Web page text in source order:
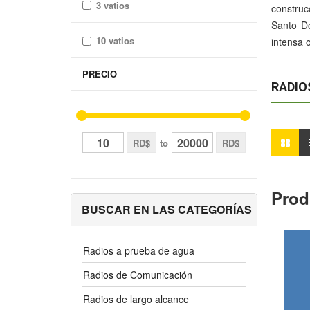
3 vatios
10 vatios
PRECIO
RD$ to RD$
BUSCAR EN LAS CATEGORÍAS
Radios a prueba de agua
Radios de Comunicación
Radios de largo alcance
Santo
intensa